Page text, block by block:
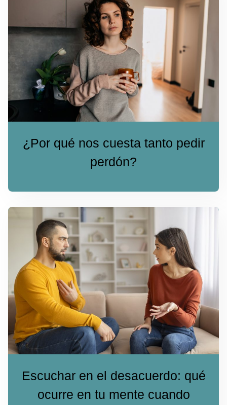
¿Por qué nos cuesta tanto pedir
perdón?
Escuchar en el desacuerdo: qué
ocurre en tu mente cuando